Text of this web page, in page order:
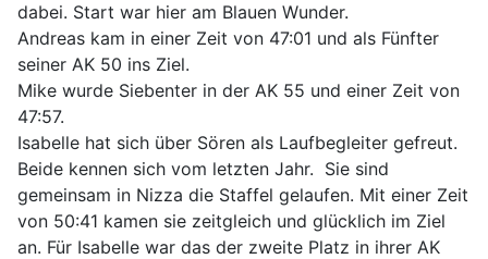
dabei. Start war hier am Blauen Wunder.
Andreas kam in einer Zeit von 47:01 und als Fünfter
seiner AK 50 ins Ziel.
Mike wurde Siebenter in der AK 55 und einer Zeit von
47:57.
Isabelle hat sich über Sören als Laufbegleiter gefreut.
Beide kennen sich vom letzten Jahr. Sie sind
gemeinsam in Nizza die Staffel gelaufen. Mit einer Zeit
von 50:41 kamen sie zeitgleich und glücklich im Ziel
an. Für Isabelle war das der zweite Platz in ihrer AK